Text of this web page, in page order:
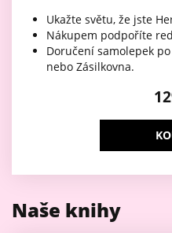
Ukažte světu, že jste
Nákupem podpoříte
Doručení samolepek
nebo Zásilkovna.
Naše knihy